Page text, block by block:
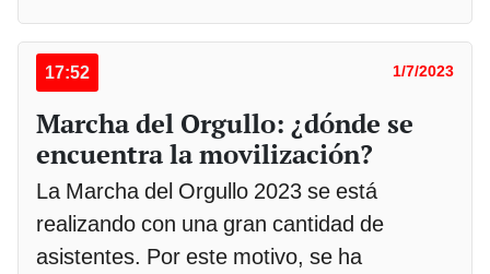
17:52 1/7/2023
Marcha del Orgullo: ¿dónde se
encuentra la movilización?
La Marcha del Orgullo 2023 se está
realizando con una gran cantidad de
asistentes. Por este motivo, se ha